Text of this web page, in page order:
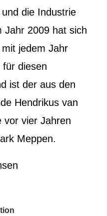
die Industrie
Jahr 2009 hat sich
jedem Jahr
diesen
ist der aus den
Hendrikus van
vor vier Jahren
Meppen.